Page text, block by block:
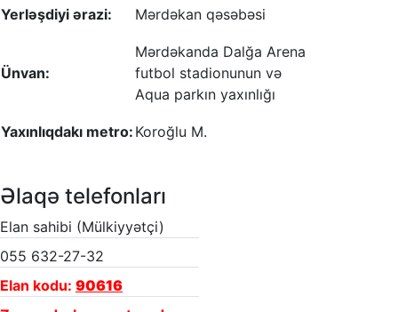
Yerləşdiyi ərazi: Mərdəkan qəsəbəsi
Ünvan:
Mərdəkanda Dalğa Arena
futbol stadionunun və
Aqua parkın yaxınlığı
Yaxınlıqdakı metro: Koroğlu M.
Əlaqə telefonları
Elan sahibi (Mülkiyyətçi)
055 632-27-32
Elan kodu: 90616